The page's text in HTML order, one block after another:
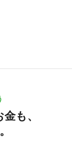
も、